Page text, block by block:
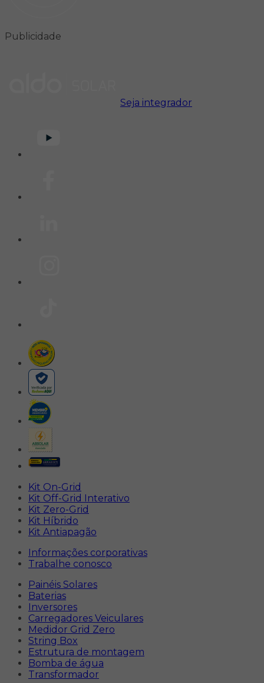
Publicidade
Seja integrador
Kit On-Grid
Kit Off-Grid Interativo
Kit Zero-Grid
Kit Híbrido
Kit Antiapagão
Informações corporativas
Trabalhe conosco
Painéis Solares
Baterias
Inversores
Carregadores Veiculares
Medidor Grid Zero
String Box
Estrutura de montagem
Bomba de água
Transformador